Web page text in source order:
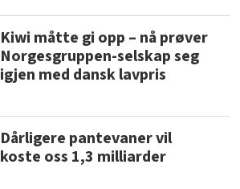
Kiwi måtte gi opp – nå prøver
Norgesgruppen-selskap seg
igjen med dansk lavpris
Dårligere pantevaner vil
koste oss 1,3 milliarder